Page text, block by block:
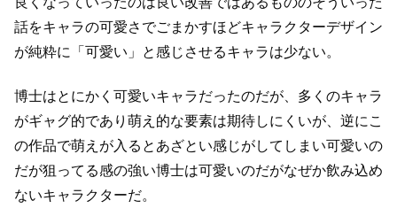
話をキャラの可愛さでごまかすほどキャラクターデザイン
が純粋に「可愛い」と感じさせるキャラは少ない。
博士はとにかく可愛いキャラだったのだが、多くのキャラ
がギャグ的であり 萌え的な要素は期待しにくいが、逆にこ
の作品で萌えが入ると あざとい感じがしてしまい可愛いの
だが狙ってる感の強い博士は可愛いのだがなぜか飲み込め
ないキャラクターだ。